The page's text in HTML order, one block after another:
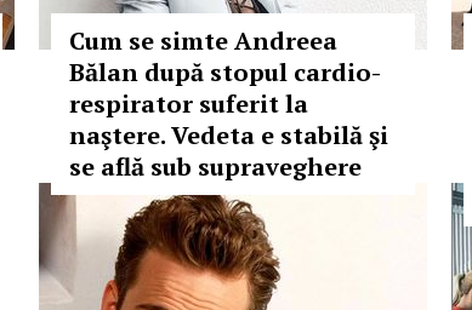
Cum se simte Andreea
Bălan după stopul cardio-
respirator suferit la
naştere. Vedeta e stabilă şi
se află sub supraveghere